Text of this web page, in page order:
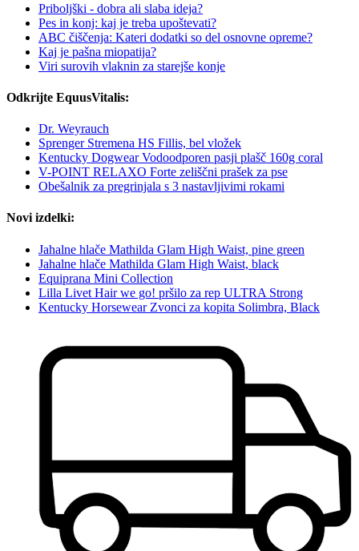
Priboljški - dobra ali slaba ideja?
Pes in konj: kaj je treba upoštevati?
ABC čiščenja: Kateri dodatki so del osnovne opreme?
Kaj je pašna miopatija?
Viri surovih vlaknin za starejše konje
Odkrijte EquusVitalis:
Dr. Weyrauch
Sprenger Stremena HS Fillis, bel vložek
Kentucky Dogwear Vodoodporen pasji plašč 160g coral
V-POINT RELAXO Forte zeliščni prašek za pse
Obešalnik za pregrinjala s 3 nastavljivimi rokami
Novi izdelki:
Jahalne hlače Mathilda Glam High Waist, pine green
Jahalne hlače Mathilda Glam High Waist, black
Equiprana Mini Collection
Lilla Livet Hair we go! pršilo za rep ULTRA Strong
Kentucky Horsewear Zvonci za kopita Solimbra, Black